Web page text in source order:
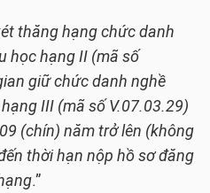
thăng hạng chức danh
học hạng II (mã số
giữ chức danh nghề
III (mã số V.07.03.29)
(chín) năm trở lên (không
thời hạn nộp hồ sơ đăng
.”